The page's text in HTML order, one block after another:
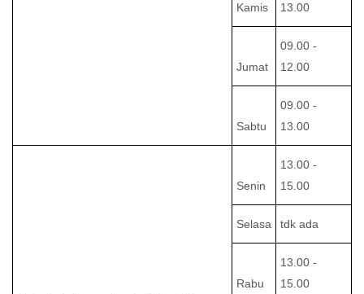
Kamis 13.00
Jumat
09.00 -
12.00
Sabtu
09.00 -
13.00
Senin
13.00 -
15.00
Selasa tdk ada
Rabu
13.00 -
15.00